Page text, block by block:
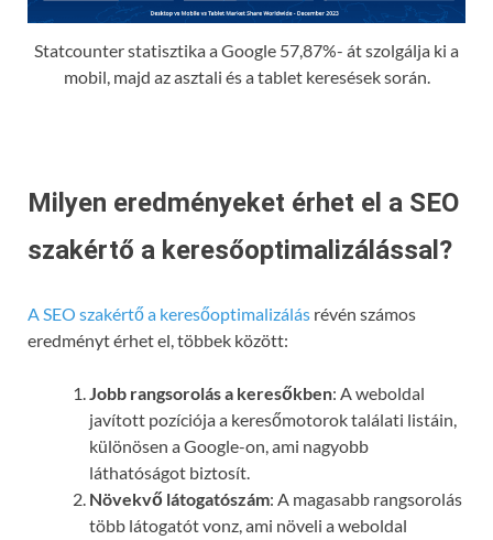
Statcounter statisztika a Google 57,87%- át szolgálja ki a
mobil, majd az asztali és a tablet keresések során.
Milyen eredményeket érhet el a SEO
szakértő a keresőoptimalizálással?
A SEO szakértő a keresőoptimalizálás révén számos
eredményt érhet el, többek között:
Jobb rangsorolás a keresőkben: A weboldal
javított pozíciója a keresőmotorok találati listáin,
különösen a Google-on, ami nagyobb
láthatóságot biztosít.
Növekvő látogatószám: A magasabb rangsorolás
több látogatót vonz, ami növeli a weboldal